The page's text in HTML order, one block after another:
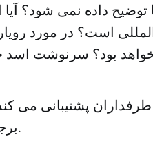
داده نمی شود؟ آیا
است؟ در مورد
بود؟ سرنوشت اسد
پشتیبانی می
برجسته می سازد.